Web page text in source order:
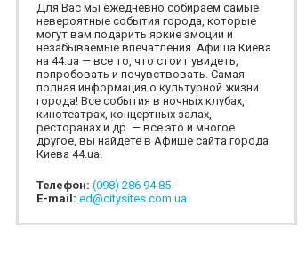
Для Вас мы ежедневно собираем самые
невероятные события города, которые
могут вам подарить яркие эмоции и
незабываемые впечатления. Афиша Киева
на 44.ua — все то, что стоит увидеть,
попробовать и почувствовать. Самая
полная информация о культурной жизни
города! Все события в ночных клубах,
кинотеатрах, концертных залах,
ресторанах и др. — все это и многое
другое, вы найдете в Афише сайта города
Киева 44.ua!
Телефон: (098) 286 94 85
E-mail: ed@citysites.com.ua